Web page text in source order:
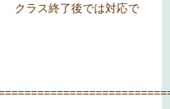
ラス終了後では対応で